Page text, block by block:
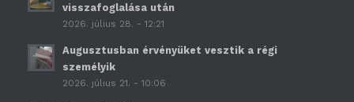
visszafoglalása után
2026. július 28. - 12:21
Augusztusban érvényüket vesztik a régi
személyik
2026. július 21. - 10:06